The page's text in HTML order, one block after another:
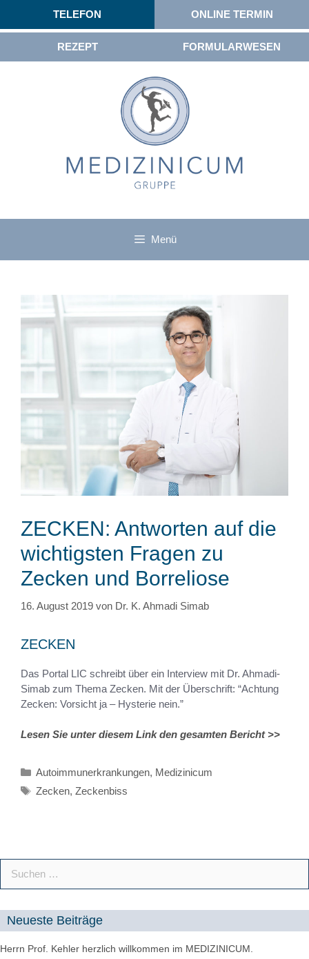
Menü
ZECKEN: Antworten auf die
wichtigsten Fragen zu
Zecken und Borreliose
16. August 2019 von Dr. K. Ahmadi Simab
ZECKEN
Das Portal LIC schreibt über ein Interview mit Dr. Ahmadi-
Simab zum Thema Zecken. Mit der Überschrift: “Achtung
Zecken: Vorsicht ja – Hysterie nein.”
Lesen Sie unter diesem Link den gesamten Bericht >>
Autoimmunerkrankungen, Medizinicum
Zecken, Zeckenbiss
Neueste Beiträge
Herrn Prof. Kehler herzlich willkommen im MEDIZINICUM.
TELEFON ONLINE TERMIN
REZEPT FORMULARWESEN